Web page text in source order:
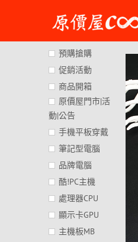
content
預購搶購
促銷活動
商品開箱
原價屋門市|活
動|公告
手機平板穿戴
筆記型電腦
品牌電腦
酷!PC主機
處理器CPU
顯示卡GPU
主機板MB